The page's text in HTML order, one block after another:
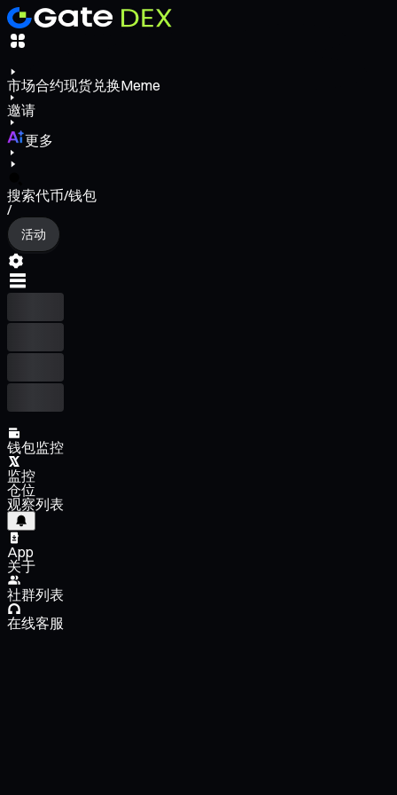
市场合约现货兑换Meme
邀请
更多
搜索代币/钱包
/
活动
钱包监控
监控
仓位
观察列表
App
关于
社群列表
在线客服